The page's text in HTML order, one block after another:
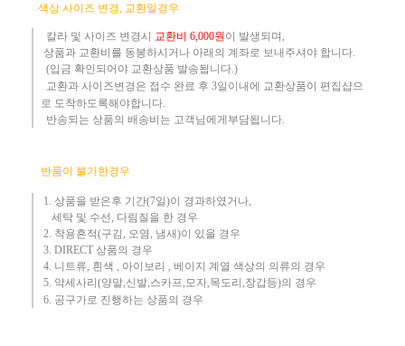
색상 사이즈 변경, 교환일경우
칼라 및 사이즈 변경시 교환비 6,000원이 발생되며,
상품과 교환비를 동봉하시거나 아래의 계좌로 보내주셔야 합니다.
(입금 확인되어야 교환상품 발송됩니다.)​
교환과 사이즈변경은 접수 완료 후 3일이내에 교환상품이 편집샵으
로 도착하도록해야합니다.
​ 반송되는 상품의 배송비는 고객님에게부담됩니다.
반품이 불가한경우
1. 상품을 받은후 기간(7일)이 경과하였거나,
세탁 및 수선, 다림질을 한 경우
2. 착용흔적(구김, 오염, 냄새)이 있을 경우
3. DIRECT 상품의 경우
4. 니트류, 흰색 , 아이보리 , 베이지 계열 색상의 의류의 경우
​5. 악세사리(양말,신발,스카프,모자,목도리,장갑등)의 경우
6. 공구가로 진행하는 상품의 경우​